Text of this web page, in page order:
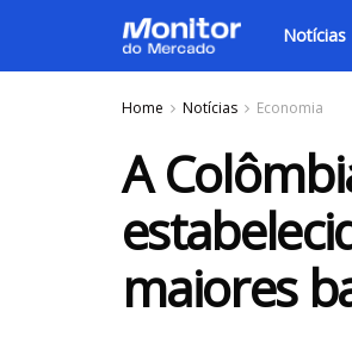
Notícias
Home Notícias Economia
A
maiores